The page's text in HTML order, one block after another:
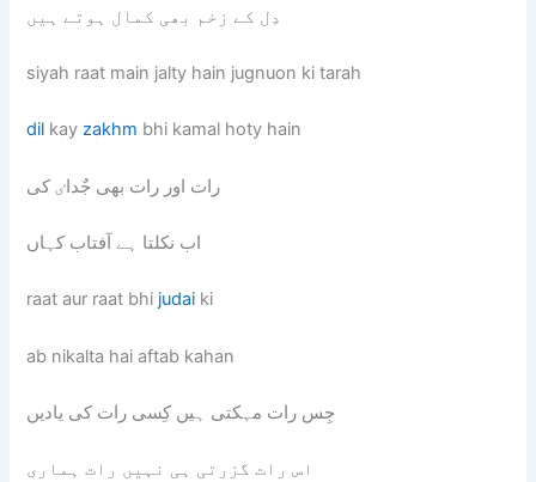
دِل کے زخم بھی کمال ہوتے ہیں
siyah raat main jalty hain jugnuon ki tarah
dil kayzakhm bhi kamal hoty hain
رات اور رات بھی جٌداٸ کی
اب نکلتا ہے آفتاب کہاں
raat aur raat bhi judai ki
ab nikalta hai aftab kahan
جِس رات مہکتی ہیں کِسی رات کی یادیں
اس رات گزرتی ہی نہیں رات ہماری